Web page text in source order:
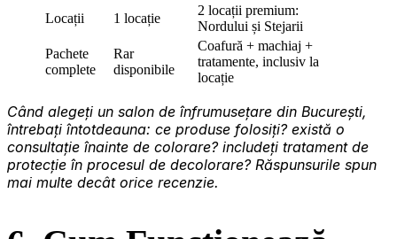
Locații
1 locație
2 locații premium:
Nordului și Stejarii
Pachete
complete
Rar
disponibile
Coafură + machiaj +
tratamente, inclusiv la
locație
Când alegeți un salon de înfrumusețare din București,
întrebați întotdeauna: ce produse folosiți? există o
consultație înainte de colorare? includeți tratament de
protecție în procesul de decolorare? Răspunsurile spun
mai multe decât orice recenzie.